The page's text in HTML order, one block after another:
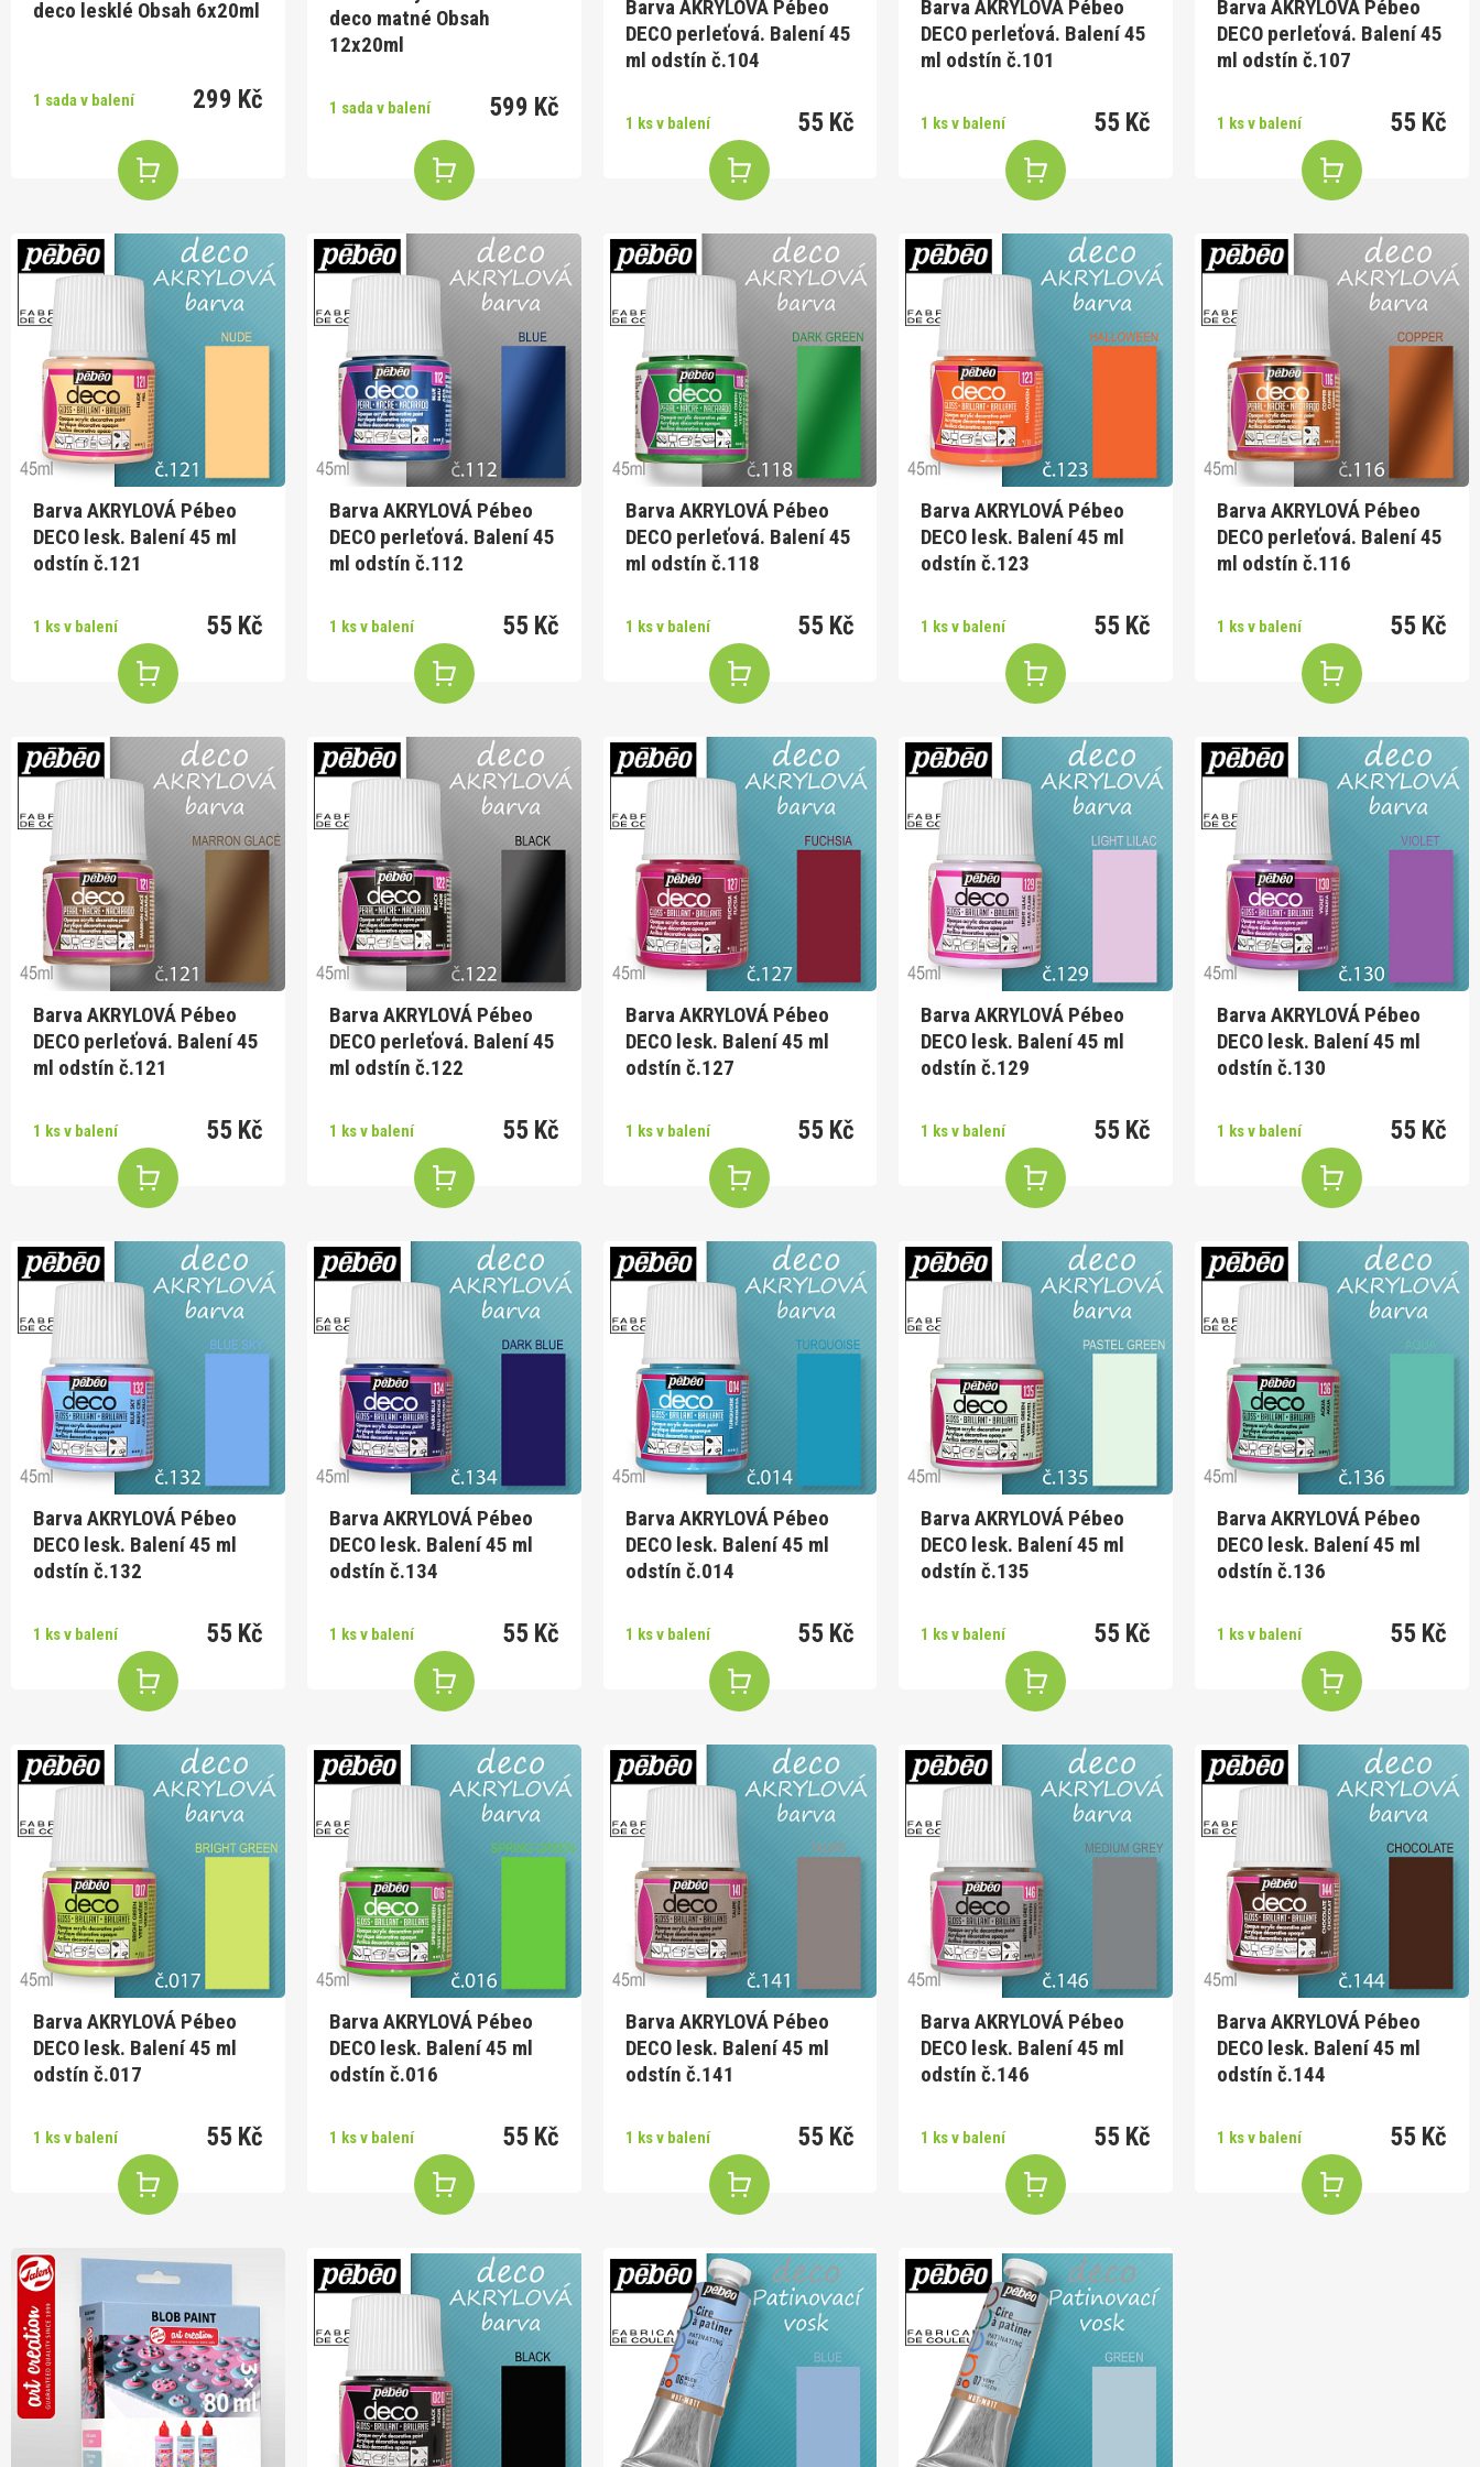
deco lesklé Obsah 6x20ml
1 sada v balení 299 Kč
deco matné Obsah
12x20ml
1 sada v balení 599 Kč
Barva AKRYLOVÁ Pébeo
DECO perleťová. Balení 45
ml odstín č.104
1 ks v balení 55 Kč
Barva AKRYLOVÁ Pébeo
DECO perleťová. Balení 45
ml odstín č.101
1 ks v balení 55 Kč
Barva AKRYLOVÁ Pébeo
DECO perleťová. Balení 45
ml odstín č.107
1 ks v balení 55 Kč
Barva AKRYLOVÁ Pébeo
DECO lesk. Balení 45 ml
odstín č.121
1 ks v balení 55 Kč
Barva AKRYLOVÁ Pébeo
DECO perleťová. Balení 45
ml odstín č.112
1 ks v balení 55 Kč
Barva AKRYLOVÁ Pébeo
DECO perleťová. Balení 45
ml odstín č.118
1 ks v balení 55 Kč
Barva AKRYLOVÁ Pébeo
DECO lesk. Balení 45 ml
odstín č.123
1 ks v balení 55 Kč
Barva AKRYLOVÁ Pébeo
DECO perleťová. Balení 45
ml odstín č.116
1 ks v balení 55 Kč
Barva AKRYLOVÁ Pébeo
DECO perleťová. Balení 45
ml odstín č.121
1 ks v balení 55 Kč
Barva AKRYLOVÁ Pébeo
DECO perleťová. Balení 45
ml odstín č.122
1 ks v balení 55 Kč
Barva AKRYLOVÁ Pébeo
DECO lesk. Balení 45 ml
odstín č.127
1 ks v balení 55 Kč
Barva AKRYLOVÁ Pébeo
DECO lesk. Balení 45 ml
odstín č.129
1 ks v balení 55 Kč
Barva AKRYLOVÁ Pébeo
DECO lesk. Balení 45 ml
odstín č.130
1 ks v balení 55 Kč
Barva AKRYLOVÁ Pébeo
DECO lesk. Balení 45 ml
odstín č.132
1 ks v balení 55 Kč
Barva AKRYLOVÁ Pébeo
DECO lesk. Balení 45 ml
odstín č.134
1 ks v balení 55 Kč
Barva AKRYLOVÁ Pébeo
DECO lesk. Balení 45 ml
odstín č.014
1 ks v balení 55 Kč
Barva AKRYLOVÁ Pébeo
DECO lesk. Balení 45 ml
odstín č.135
1 ks v balení 55 Kč
Barva AKRYLOVÁ Pébeo
DECO lesk. Balení 45 ml
odstín č.136
1 ks v balení 55 Kč
Barva AKRYLOVÁ Pébeo
DECO lesk. Balení 45 ml
odstín č.017
1 ks v balení 55 Kč
Barva AKRYLOVÁ Pébeo
DECO lesk. Balení 45 ml
odstín č.016
1 ks v balení 55 Kč
Barva AKRYLOVÁ Pébeo
DECO lesk. Balení 45 ml
odstín č.141
1 ks v balení 55 Kč
Barva AKRYLOVÁ Pébeo
DECO lesk. Balení 45 ml
odstín č.146
1 ks v balení 55 Kč
Barva AKRYLOVÁ Pébeo
DECO lesk. Balení 45 ml
odstín č.144
1 ks v balení 55 Kč